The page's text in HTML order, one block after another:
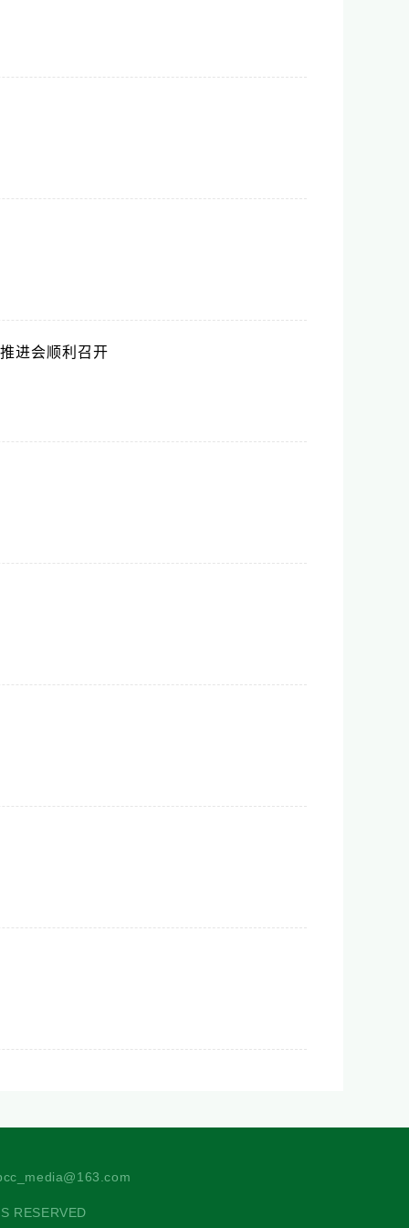
进会顺利召开
RESERVED